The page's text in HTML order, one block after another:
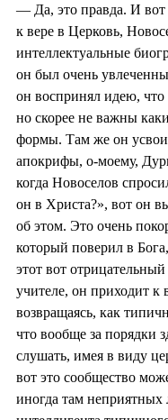
— Да, это правда. И вот
к вере в Церковь,
интеллектуальные
он был очень
он воспринял идею, что
но скорее не важны
формы. Там же он
апокрифы, о-моему,
когда Новоселов
он в Христа?», вот он
об этом. Это очень
который поверил в
этот вот
учителе, он приходит к
возвращаясь, как
что вообще за порядки
слушать, имея в виду
вот это сообщество
иногда там неприятных